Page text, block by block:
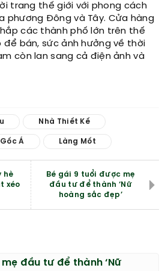
trang thế giới với phong cách
phương Đông và Tây. Cửa hàng
các thành phố lớn trên thế
để bán, sức ảnh hưởng về thời
còn lan sang cả điện ảnh và
Nhà Thiết Kế
Gốc Á Làng Mốt
hè
xéo
Bé gái 9 tuổi được mẹ
đầu tư để thành ‘Nữ
hoàng sắc đẹp’
đầu tư để thành ‘Nữ